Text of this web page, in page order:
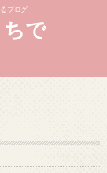
ブログ
で